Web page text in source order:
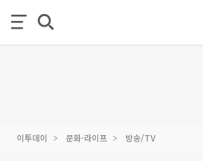
이투데이 문화·라이프 방송/TV